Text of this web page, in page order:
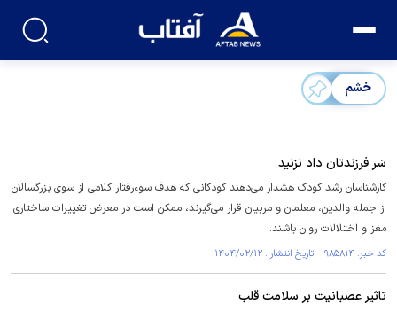
خشم
سَر فرزندتان داد نزنید
کارشناسان رشد کودک هشدار می‌دهند کودکانی که هدف سوءرفتار کلامی از سوی بزرگسالان
از جمله والدین، معلمان و مربیان قرار می‌گیرند، ممکن است در معرض تغییرات ساختاری
مغز و اختلالات روان باشند.
کد خبر: ۹۸۵۸۱۴ تاریخ انتشار : ۱۴۰۴/۰۲/۱۲
تاثیر عصبانیت بر سلامت قلب